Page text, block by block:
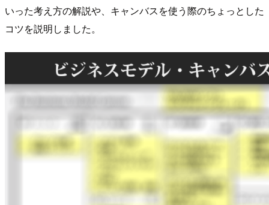
いった考え方の解説や、キャンバスを使う際のちょっとした
コツを説明しました。